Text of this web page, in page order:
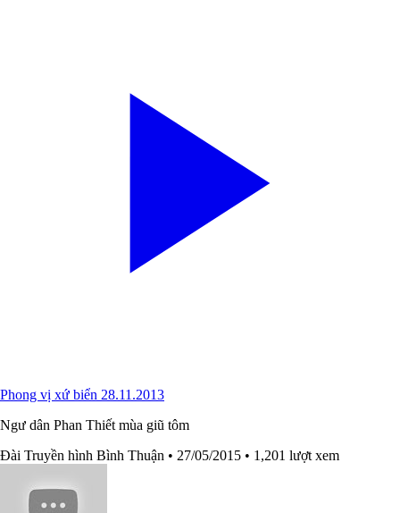
Phong vị xứ biển 28.11.2013
Ngư dân Phan Thiết mùa giũ tôm
Đài Truyền hình Bình Thuận • 27/05/2015 • 1,201 lượt xem